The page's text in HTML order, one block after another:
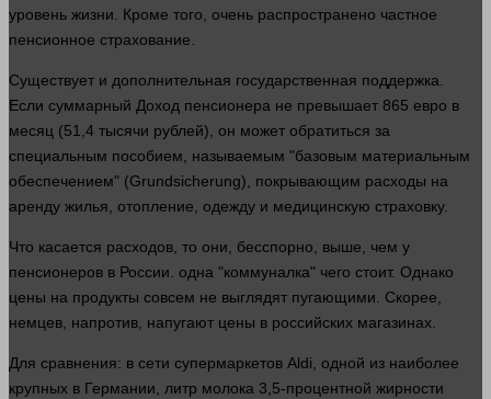
уровень жизни . Кроме того, очень распространено частное
пенсионное страхование.
Существует и дополнительная государственная поддержка.
Если суммарный Доход пенсионера не превышает 865 евро в
месяц (51,4 тысячи рублей), он может обратиться за
специальным пособием, называемым "базовым материальным
обеспечением" (Grundsicherung), покрывающим расходы на
аренду жилья, отопление, одежду и медицинскую страховку.
Что касается расходов, то они, бесспорно, выше, чем у
пенсионеров в России. одна "коммуналка" чего стоит. Однако
цены на продукты совсем не выглядят пугающими. Скорее,
немцев, напротив, напугают цены в российских магазинах.
Для сравнения: в сети супермаркетов Aldi, одной из наиболее
крупных в Германии, литр молока 3,5-процентной жирности